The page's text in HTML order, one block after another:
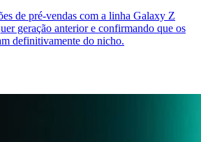
de pré-vendas com a linha Galaxy Z
geração anterior e confirmando que os
definitivamente do nicho.